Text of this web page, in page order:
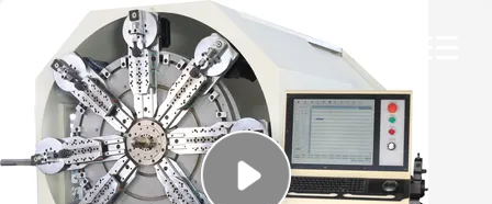
HAUS
PRODUKTE
Reserved.